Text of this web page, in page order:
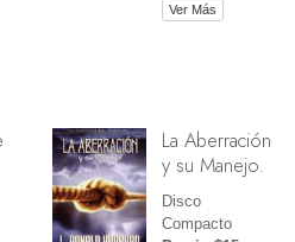
Ver Más
La Aberración
y su Manejo.
Disco
Compacto